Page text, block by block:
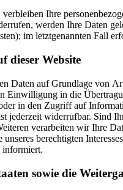
Ihre
werden Ihre Daten
im letztgenannten Fall
dieser Website
Daten auf Grundlage
in die
in den Zugriff auf
widerrufbar. Sind
verarbeiten wir Ihre
berechtigten
informiert.
sowie die